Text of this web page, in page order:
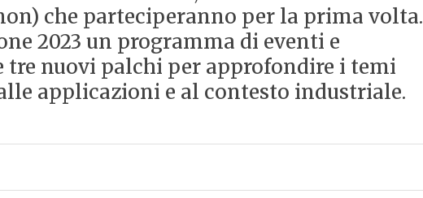
che parteciperanno per la prima volta.
2023 un programma di eventi e
tre nuovi palchi per approfondire i temi
applicazioni e al contesto industriale.